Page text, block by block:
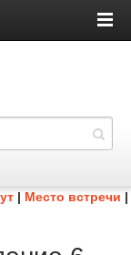
| Место встречи |